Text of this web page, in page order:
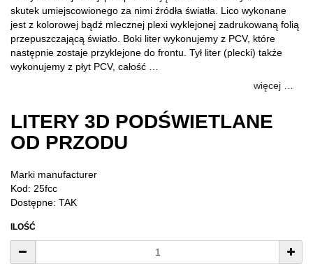
skutek umiejscowionego za nimi źródła światła. Lico wykonane
jest z kolorowej bądź mlecznej plexi wyklejonej zadrukowaną folią
przepuszczającą światło. Boki liter wykonujemy z PCV, które
następnie zostaje przyklejone do frontu. Tył liter (plecki) także
wykonujemy z płyt PCV, całość …
więcej …
LITERY 3D PODŚWIETLANE
OD PRZODU
Marki manufacturer
Kod: 25fcc
Dostępne: TAK
ILOŚĆ